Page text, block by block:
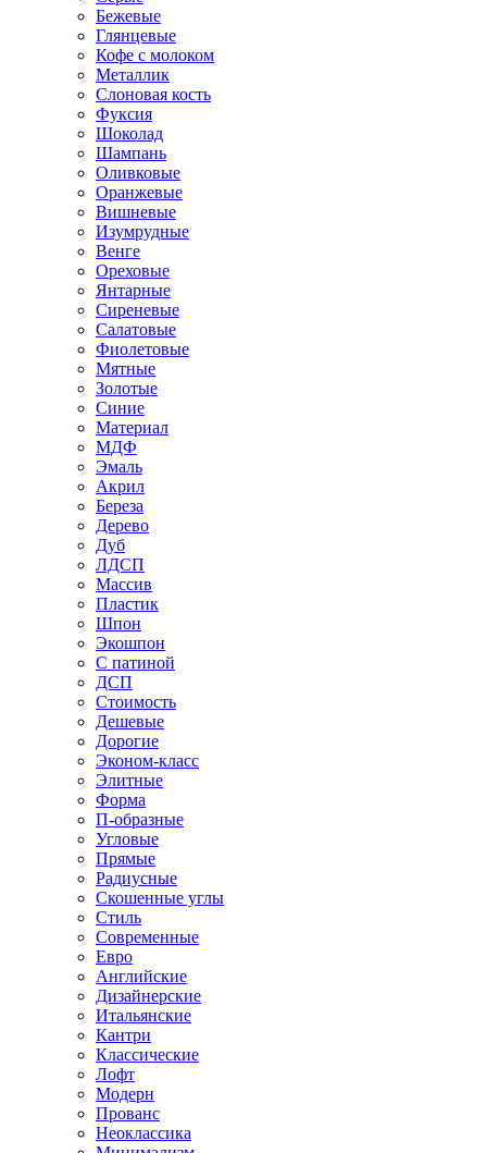
Бежевые
Глянцевые
Кофе с молоком
Металлик
Слоновая кость
Фуксия
Шоколад
Шампань
Оливковые
Оранжевые
Вишневые
Изумрудные
Венге
Ореховые
Янтарные
Сиреневые
Салатовые
Фиолетовые
Мятные
Золотые
Синие
Материал
МДФ
Эмаль
Акрил
Береза
Дерево
Дуб
ЛДСП
Массив
Пластик
Шпон
Экошпон
С патиной
ДСП
Стоимость
Дешевые
Дорогие
Эконом-класс
Элитные
Форма
П-образные
Угловые
Прямые
Радиусные
Скошенные углы
Стиль
Современные
Евро
Английские
Дизайнерские
Итальянские
Кантри
Классические
Лофт
Модерн
Прованс
Неоклассика